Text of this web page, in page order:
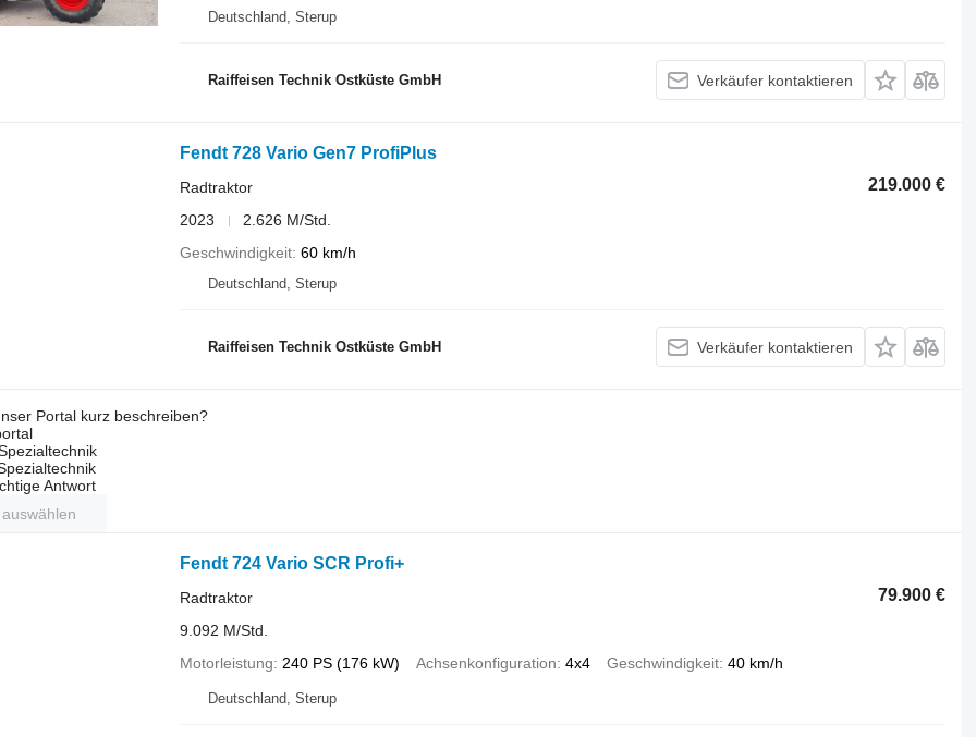
Deutschland, Sterup
Raiffeisen Technik Ostküste GmbH Verkäufer kontaktieren
Fendt 728 Vario Gen7 ProfiPlus
219.000 €
Radtraktor
2023
2.626 M/Std.
Geschwindigkeit 60 km/h
Deutschland, Sterup
Raiffeisen Technik Ostküste GmbH Verkäufer kontaktieren
Portal kurz beschreiben?
Antwort
Fendt 724 Vario SCR Profi+
79.900 €
Radtraktor
9.092 M/Std.
Motorleistung
240 PS (176 kW) Achsenkonfiguration 4x4 Geschwindigkeit 40 km/h
Deutschland, Sterup